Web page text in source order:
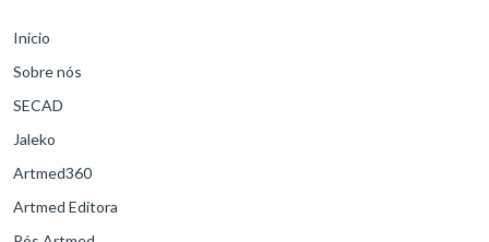
Início
Sobre nós
SECAD
Jaleko
Artmed360
Artmed Editora